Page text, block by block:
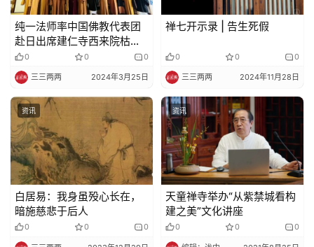
纯一法师率中国佛教代表团
赴日出席建仁寺西来院枯山
水庭园落成仪式暨天井白龙
图开光法会
0 0 0
三三两两 2024年3月25日
禅七开示录 | 告生死假
0 0 0
三三两两 2024年11月28日
资讯
白居易：我身虽殁心长在，
暗施慈悲于后人
0 0 0
资讯
天童禅寺举办“从紫禁城看构
建之美”文化讲座
0 0 0